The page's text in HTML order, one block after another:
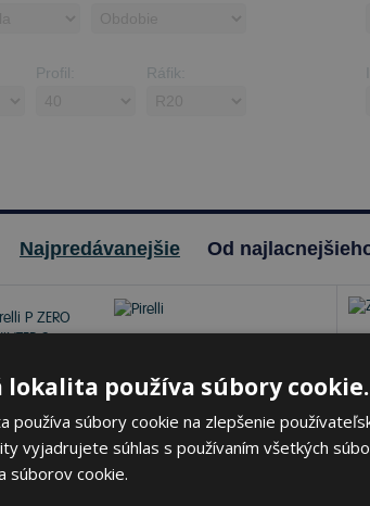
Profil: Ráfik:
Najpredávanejšie Od
Pirelli P ZERO WINTER
285/40 R20 108 V Zimné
lokalita používa súbory cookie.
používa súbory cookie na zlepšenie
vyjadrujete súhlas s používaním všetkých
súborov cookie.